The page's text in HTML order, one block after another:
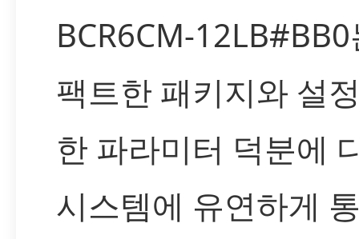
BCR6CM-
팩트한 패키지와 설
한 파라미터 덕분에
시스템에 유연하게